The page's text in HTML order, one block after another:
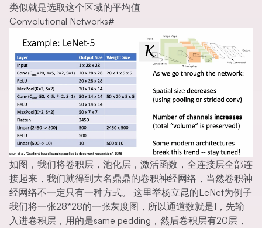
类似就是选取这个区域的平均值
Convolutional Networks#
如图，我们将卷积层，池化层，激活函数，全连接层全部连
接起来，我们就得到大名鼎鼎的卷积神经网络，当然卷积神
经网络不一定只有一种方式。 这里举杨立昆的LeNet为例子
我们将一张28*28的一张灰度图，所以通道数就是1，先输
入进卷积层，用的是same pedding，然后卷积层有20层，